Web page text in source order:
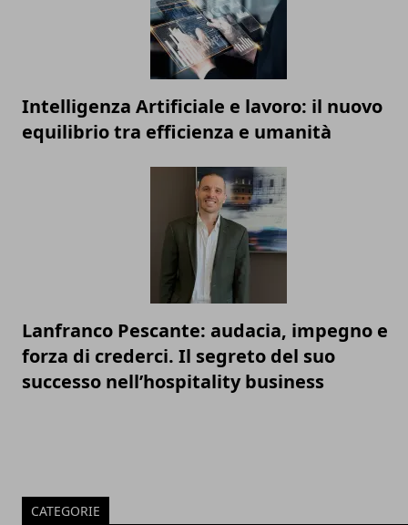
Intelligenza Artificiale e lavoro: il nuovo
equilibrio tra efficienza e umanità
Lanfranco Pescante: audacia, impegno e
forza di crederci. Il segreto del suo
successo nell’hospitality business
CATEGORIE